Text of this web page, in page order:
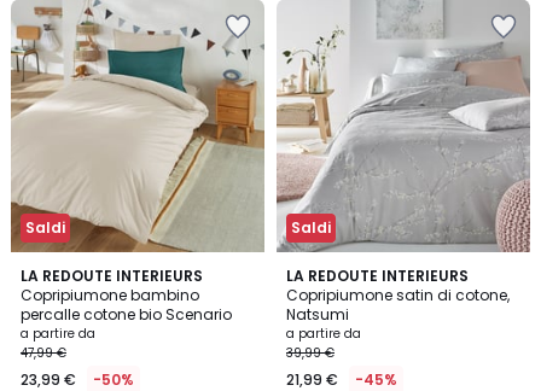
Saldi
LA REDOUTE INTERIEURS
Copripiumone bambino
percalle cotone bio Scenario
a partire da
47,99 €
23,99 € -50%
4,6
/ 5
12
Colori
Saldi
LA REDOUTE INTERIEURS
Copripiumone satin di cotone,
Natsumi
a partire da
39,99 €
21,99 € -45%
4,4
/ 5